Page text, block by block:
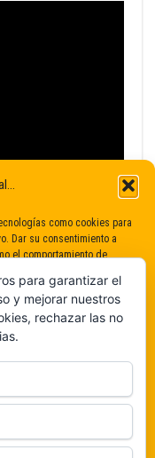
como cookies para
Dar su consentimiento a
el comportamiento de
características y
para garantizar el
y mejorar nuestros
rechazar las no